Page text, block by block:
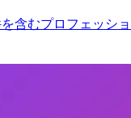
含むプロフェッショ